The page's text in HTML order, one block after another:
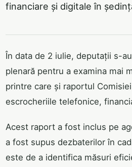
financiare și digitale în
În data de 2 iulie, deputații s-
plenară pentru a examina mai
printre care și raportul
escrocheriile telefonice,
Acest raport a fost inclus pe
a fost supus dezbaterilor în
este de a identifica măsuri